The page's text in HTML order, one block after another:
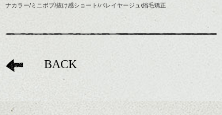
ナカラー/ミニボブ/抜け感ショート/バレイヤージュ/縮毛矯正
BACK